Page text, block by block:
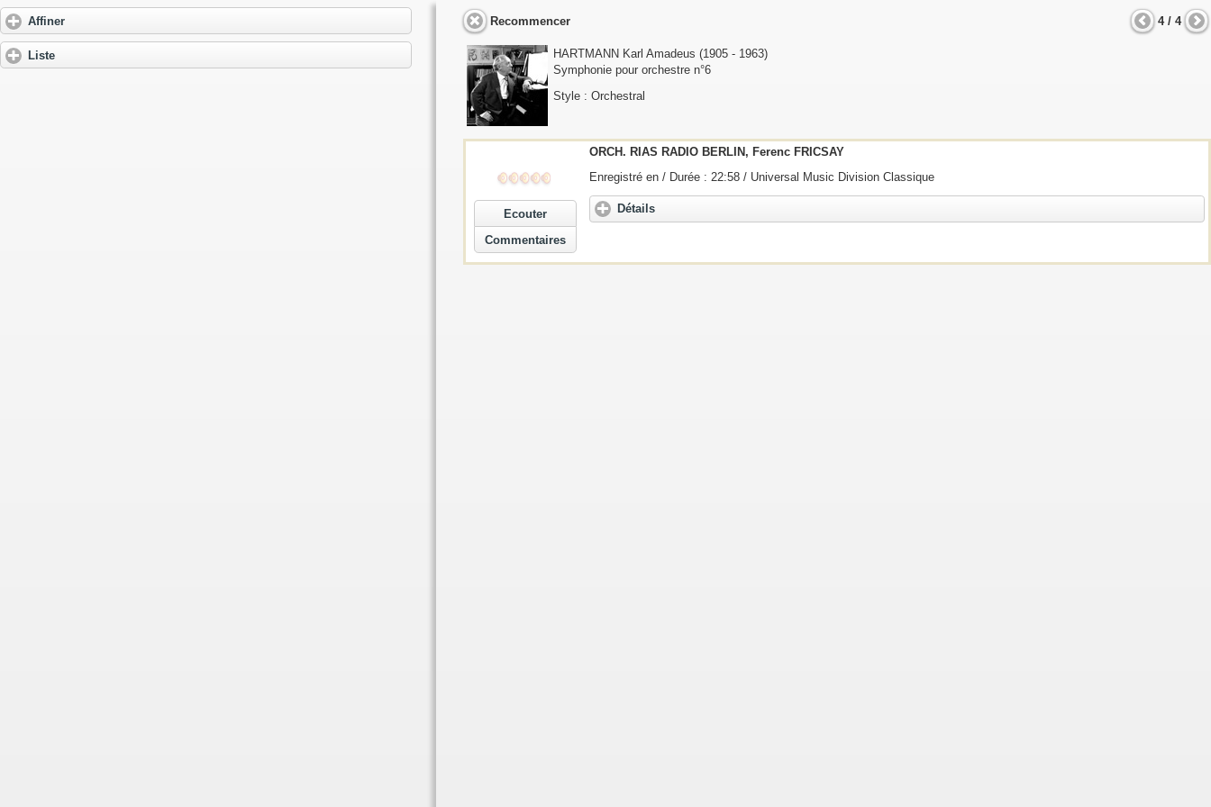
Affiner
Liste
Recommencer 4 / 4
HARTMANN Karl Amadeus (1905 - 1963)
Symphonie pour orchestre n°6
Style : Orchestral
Ecouter
Commentaires
ORCH. RIAS RADIO BERLIN, Ferenc FRICSAY
Enregistré en / Durée : 22:58 / Universal Music Division Classique
Détails